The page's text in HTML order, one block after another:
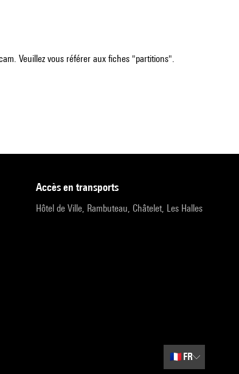
Veuillez vous référer aux fiches "partitions".
accès en transports
Hôtel de Ville, Rambuteau, Châtelet, Les Halles
🇫🇷 FR